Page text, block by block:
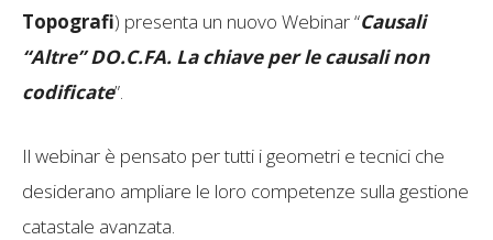
Topografi) presenta un nuovo Webinar “Causali
“Altre” DO.C.FA. La chiave per le causali non
codificate”.
Il webinar è pensato per tutti i geometri e tecnici che
desiderano ampliare le loro competenze sulla gestione
catastale avanzata.